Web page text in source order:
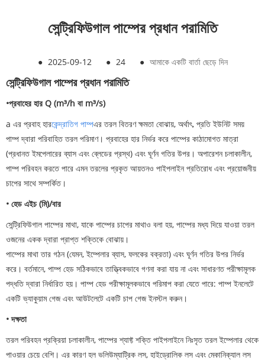
সেন্ট্রিফিউগাল পাম্পের প্রধান পরামিতি
● 2025-09-12 ● 24 ● আমাকে একটি বার্তা ছেড়ে দিন
সেন্ট্রিফিউগাল পাম্পের প্রধান পরামিতি
•প্রবাহের হার Q (m³/h বা m³/s)
a এর প্রবাহ হারকেন্দ্রাতিগ পাম্পএর তরল বিতরণ ক্ষমতা বোঝায়, অর্থাৎ, প্রতি ইউনিট সময়
পাম্প দ্বারা পরিবাহিত তরল পরিমাণ। প্রবাহের হার নির্ভর করে পাম্পের কাঠামোগত মাত্রা
(প্রধানত ইমপেলারের ব্যাস এবং ব্লেডের প্রস্থ) এবং ঘূর্ণন গতির উপর। অপারেশন চলাকালীন,
পাম্প পরিবহন করতে পারে এমন তরলের প্রকৃত আয়তনও পাইপলাইন প্রতিরোধ এবং প্রয়োজনীয়
চাপের সাথে সম্পর্কিত।
• হেড এইচ (মি)/বার
সেন্ট্রিফিউগাল পাম্পের মাথা, যাকে পাম্পের চাপের মাথাও বলা হয়, পাম্পের মধ্য দিয়ে যাওয়া তরল
ওজনের একক দ্বারা প্রাপ্ত শক্তিকে বোঝায়।
পাম্পের মাথা তার গঠন (যেমন, ইম্পেলার ব্যাস, ফলকের বক্রতা) এবং ঘূর্ণন গতির উপর নির্ভর
করে। বর্তমানে, পাম্প হেড সঠিকভাবে তাত্ত্বিকভাবে গণনা করা যায় না এবং সাধারণত পরীক্ষামূলক
পদ্ধতি দ্বারা নির্ধারিত হয়। পাম্প হেড পরীক্ষামূলকভাবে পরিমাপ করা যেতে পারে: পাম্প ইনলেটে
একটি ভ্যাকুয়াম গেজ এবং আউটলেটে একটি চাপ গেজ ইনস্টল করুন।
• দক্ষতা
তরল পরিবহন প্রক্রিয়া চলাকালীন, পাম্পের শ্যাফ্ট শক্তি পাইপলাইনে নিঃসৃত তরল ইম্পেলার থেকে
পাওয়ার চেয়ে বেশি। এর কারণ হল ভলিউম্যাট্রিক লস, হাইড্রোলিক লস এবং মেকানিক্যাল লস